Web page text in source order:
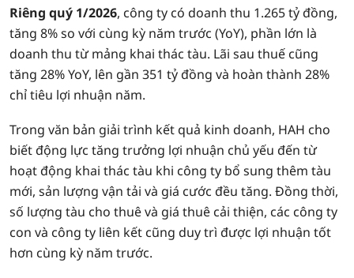
Riêng quý 1/2026, công ty có doanh thu 1.265 tỷ đồng,
tăng 8% so với cùng kỳ năm trước (YoY), phần lớn là
doanh thu từ mảng khai thác tàu. Lãi sau thuế cũng
tăng 28% YoY, lên gần 351 tỷ đồng và hoàn thành 28%
chỉ tiêu lợi nhuận năm.
Trong văn bản giải trình kết quả kinh doanh, HAH cho
biết động lực tăng trưởng lợi nhuận chủ yếu đến từ
hoạt động khai thác tàu khi công ty bổ sung thêm tàu
mới, sản lượng vận tải và giá cước đều tăng. Đồng thời,
số lượng tàu cho thuê và giá thuê cải thiện, các công ty
con và công ty liên kết cũng duy trì được lợi nhuận tốt
hơn cùng kỳ năm trước.